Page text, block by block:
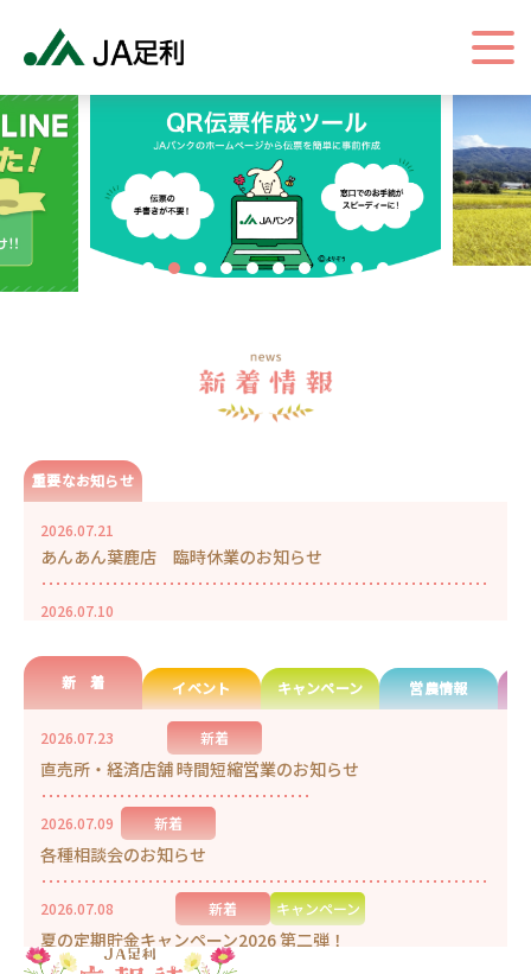
重要なお知らせ
2026.07.21
あんあん葉鹿店 臨時休業のお知らせ
2026.07.10
2026.06.30
旧御厨支所売却に伴う再公募について
2026.05.20
令和９年度職員募集（２次募集）について
2026.02.02
窓口での通帳コメント入力サービス終了のお知らせ
2025.12.26
貯金規定の変更について 令和８年４月１日～（当座勘定規
新 着 イベント キャンペーン 営農情報
2026.07.23 新着
直売所・経済店舗 時間短縮営業のお知らせ
2026.07.09 新着
各種相談会のお知らせ
2026.07.08 新着 キャンペーン
夏の定期貯金キャンペーン2026 第二弾！